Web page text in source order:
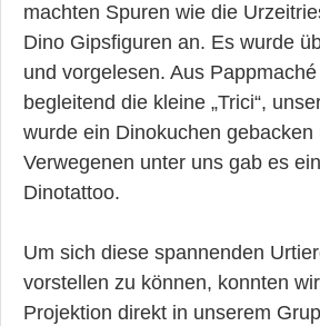
machten Spuren wie die
Dino Gipsfiguren an. Es wurde
und vorgelesen. Aus
begleitend die kleine „Trici“,
wurde ein Dinokuchen gebacken
Verwegenen unter uns gab es
Dinotattoo.
Um sich diese spannenden
vorstellen zu können, konnten
Projektion direkt in unserem